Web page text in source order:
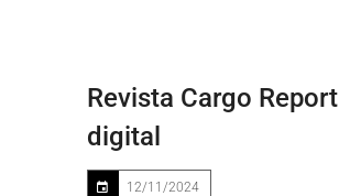
Revista Cargo Report
digital
12/11/2024